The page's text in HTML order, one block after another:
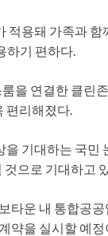
적용돼 가족과
하기 편하다.
을 연결한 클린
편리해졌다.
기대하는 국
것으로 기대하고
타운 내 통합공
약을 실시할 예정